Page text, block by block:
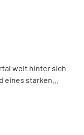
Iran sowie vom
weit hinter sich
eines starken
rund 2,2